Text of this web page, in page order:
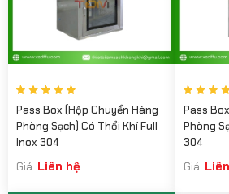
Pass Box (Hộp Chuyển Hàng
Phòng Sạch) Có Thổi Khí Full
Inox 304
Giá: Liên hệ
Pass
Phòng
304
Giá: